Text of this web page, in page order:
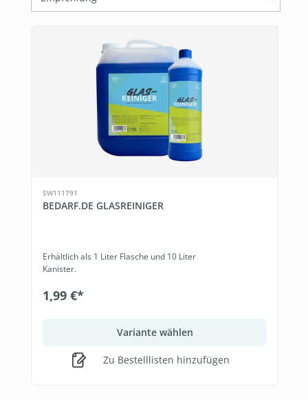
SW111791
BEDARF.DE GLASREINIGER
Erhältlich als 1 Liter Flasche und 10 Liter
Kanister.
1,99 €*
Variante wählen
Zu Bestelllisten hinzufügen